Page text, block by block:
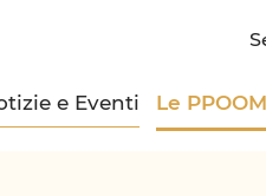
e Eventi Le